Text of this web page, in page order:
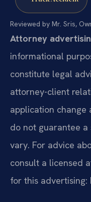
Reviewed by Mr. Sris,
Attorney
informational
constitute legal
attorney-client
application change
do not guarantee
vary. For advice
consult a licensed
for this advertising: